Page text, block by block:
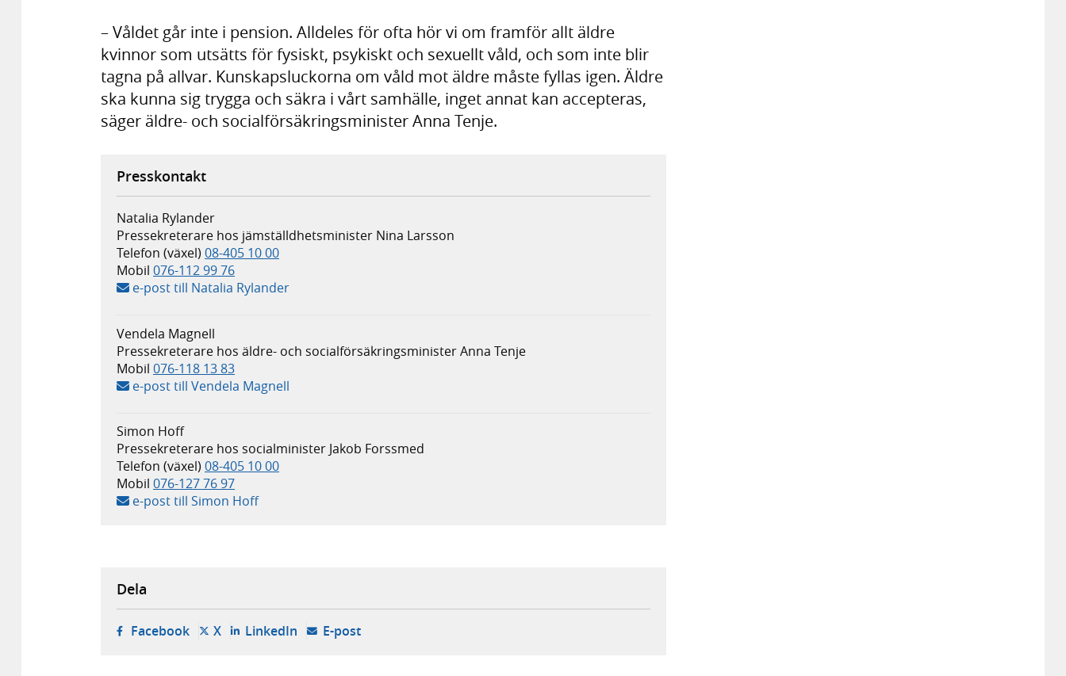
– Våldet går inte i pension. Alldeles för ofta hör vi om framför allt äldre
kvinnor som utsätts för fysiskt, psykiskt och sexuellt våld, och som inte blir
tagna på allvar. Kunskapsluckorna om våld mot äldre måste fyllas igen. Äldre
ska kunna sig trygga och säkra i vårt samhälle, inget annat kan accepteras,
säger äldre- och socialförsäkringsminister Anna Tenje.
Presskontakt
Natalia Rylander
Pressekreterare hos jämställdhets­minister Nina Larsson
Telefon (växel) 08-405 10 00
Mobil 076-112 99 76
e-post till Natalia Rylander
Vendela Magnell
Pressekreterare hos äldre- och socialförsäkringsminister Anna Tenje
Mobil 076-118 13 83
e-post till Vendela Magnell
Simon Hoff
Pressekreterare hos socialminister Jakob Forssmed
Telefon (växel) 08-405 10 00
Mobil 076-127 76 97
e-post till Simon Hoff
Dela
Facebook- öppnas i ny flik, extern webbplats,
X- öppnas i ny flik, extern webbplats,
LinkedIn- öppnas i ny flik, extern webbplats,
E-post- öppnar din e-postklient,